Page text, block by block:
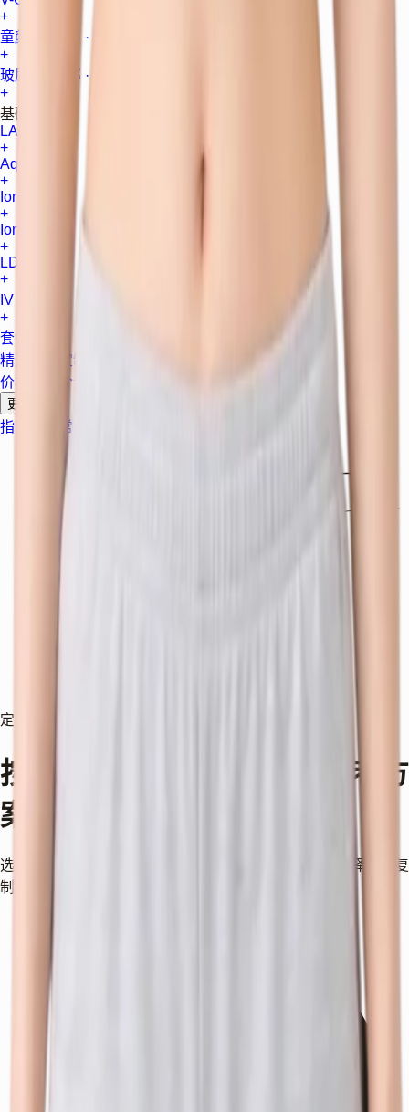
+
童颜针 (腹部 · 臀部)
+
玻尿酸 (臀部 · 肩部)
+
基础护肤
LALAPEEL
+
Aquapeel
+
Ionto
+
Ionzyme
+
LDM
+
IV 输液
+
套餐
精选套餐
定制套餐
价格
诊所介绍
更多
指南 常见问题
定制套餐
按部位自由组合专属的抗衰老方
案。
选择想要处理的部位，系统会显示可用的治疗。完成选择后可复
制摘要或直接填入咨询表单。